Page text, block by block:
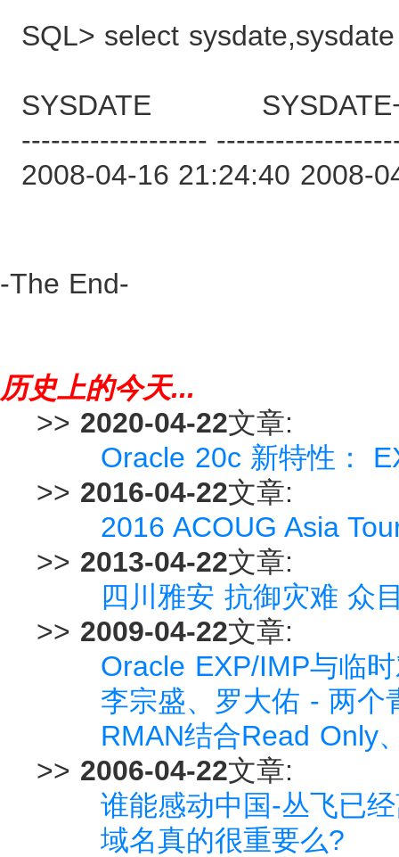
SQL> select
SYSDATE
-------------------
2008-04-16 21:24:40 2008-
-The End-
历史上的今天...
>> 2020-04-22文章:
Oracle 20c 新特性：
>> 2016-04-22文章:
2016 ACOUG Asia
>> 2013-04-22文章:
四川雅安 抗御灾难 众
>> 2009-04-22文章:
Oracle EXP/IMP与临
李宗盛、罗大佑 - 两个
RMAN结合Read Only
>> 2006-04-22文章:
谁能感动中国-丛飞已
域名真的很重要么?